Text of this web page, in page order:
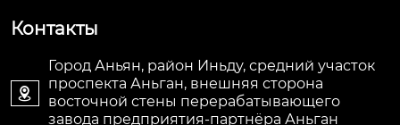
Контакты

Город Аньян, район Иньду, средний участок
проспекта Аньган, внешняя сторона
восточной стены перерабатывающего
завода предприятия-партнёра Аньган